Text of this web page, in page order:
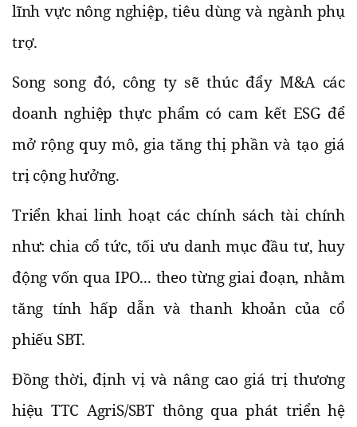
lĩnh vực nông nghiệp, tiêu dùng và ngành phụ
trợ.
Song song đó, công ty sẽ thúc đẩy M&A các
doanh nghiệp thực phẩm có cam kết ESG để
mở rộng quy mô, gia tăng thị phần và tạo giá
trị cộng hưởng.
Triển khai linh hoạt các chính sách tài chính
như: chia cổ tức, tối ưu danh mục đầu tư, huy
động vốn qua IPO... theo từng giai đoạn, nhằm
tăng tính hấp dẫn và thanh khoản của cổ
phiếu SBT.
Đồng thời, định vị và nâng cao giá trị thương
hiệu TTC AgriS/SBT thông qua phát triển hệ